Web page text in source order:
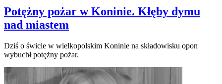
Potężny pożar w Koninie. Kłęby dymu
nad miastem
Dziś o świcie w wielkopolskim Koninie na składowisku opon
wybuchł potężny pożar.